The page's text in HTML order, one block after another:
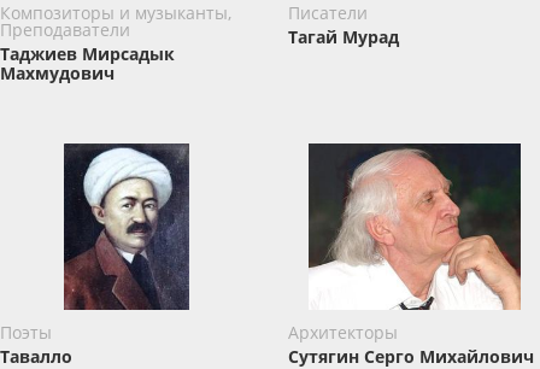
Композиторы и музыканты,
Преподаватели
Таджиев Мирсадык
Махмудович
Писатели
Тагай Мурад
Поэты
Тавалло
Архитекторы
Сутягин Серго Михайлович